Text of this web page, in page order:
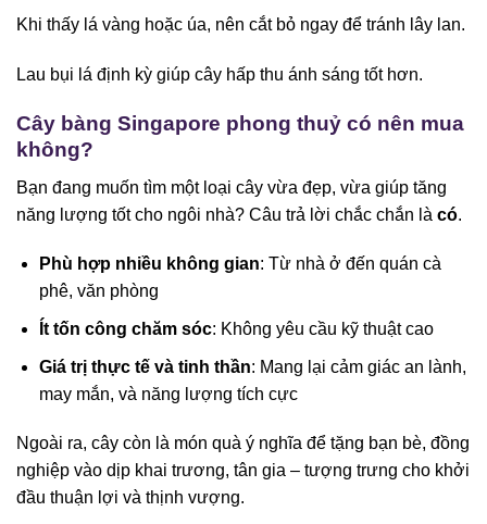
Khi thấy lá vàng hoặc úa, nên cắt bỏ ngay để tránh lây lan.
Lau bụi lá định kỳ giúp cây hấp thu ánh sáng tốt hơn.
Cây bàng Singapore phong thuỷ có nên mua
không?
Bạn đang muốn tìm một loại cây vừa đẹp, vừa giúp tăng
năng lượng tốt cho ngôi nhà? Câu trả lời chắc chắn là có.
Phù hợp nhiều không gian: Từ nhà ở đến quán cà
phê, văn phòng
Ít tốn công chăm sóc: Không yêu cầu kỹ thuật cao
Giá trị thực tế và tinh thần: Mang lại cảm giác an lành,
may mắn, và năng lượng tích cực
Ngoài ra, cây còn là món quà ý nghĩa để tặng bạn bè, đồng
nghiệp vào dịp khai trương, tân gia – tượng trưng cho khởi
đầu thuận lợi và thịnh vượng.